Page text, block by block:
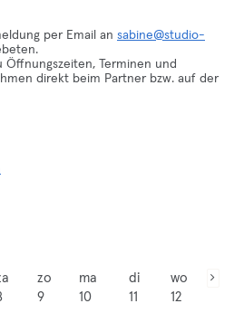
per Email an sabine@studio-
Öffnungszeiten, Terminen und
direkt beim Partner bzw. auf der
zo
9
ma
10
di
11
wo
12